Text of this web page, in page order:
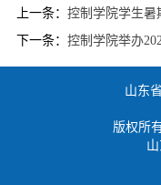
上一条： 控制学院学生暑
下一条： 控制学院举办
山东
版权所